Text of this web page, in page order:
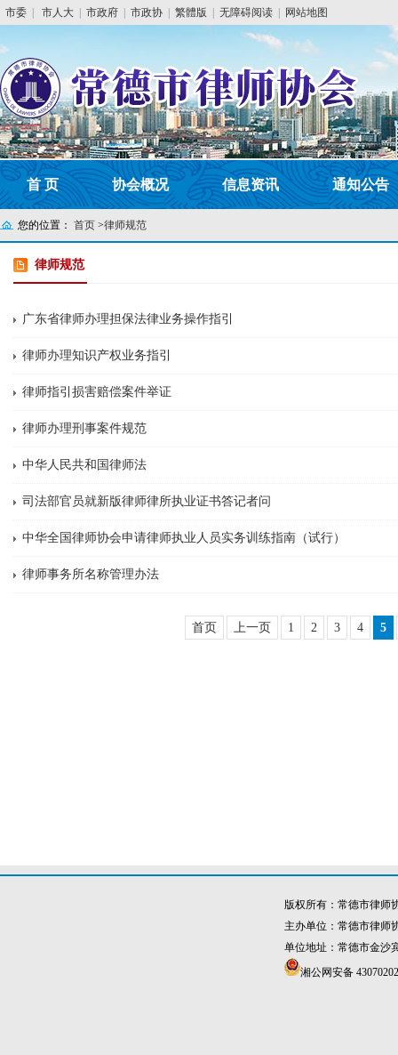
市委 市人大 市政府 市政协 繁體版 无障碍阅读 网站地图
首 页 协会概况 信息资讯 通知公告
您的位置： 首页 >律师规范
律师规范
广东省律师办理担保法律业务操作指引
律师办理知识产权业务指引
律师指引损害赔偿案件举证
律师办理刑事案件规范
中华人民共和国律师法
司法部官员就新版律师律所执业证书答记者问
中华全国律师协会申请律师执业人员实务训练指南（试行）
律师事务所名称管理办法
首页 上一页 1 2 3 4 5
版权所有：常德市律
主办单位：常德市律
单位地址：常德市金沙
湘公网安备